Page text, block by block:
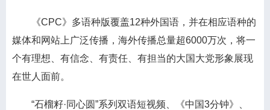
《CPC》多语种版覆盖12种外国语，并在相应语种的
媒体和网站上广泛传播，海外传播总量超6000万次，将一
个有理想、有信念、有责任、有担当的大国大党形象展现
在世人面前。
“石榴籽·同心圆”系列双语短视频、《中国3分钟》、